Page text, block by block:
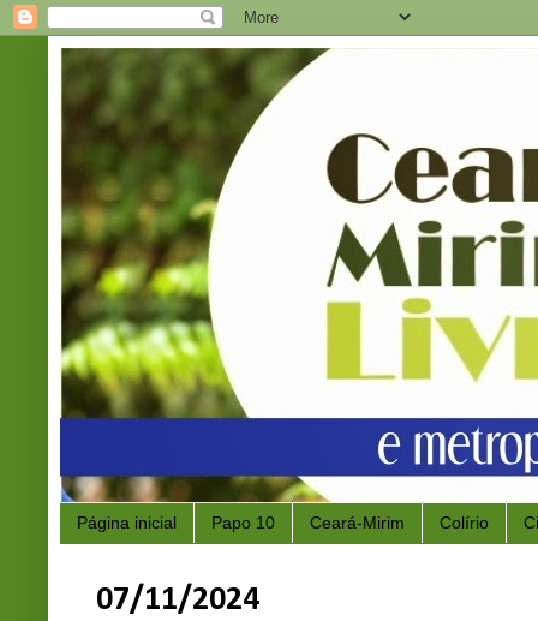
Página inicial Papo 10 Ceará-Mirim Colírio
07/11/2024